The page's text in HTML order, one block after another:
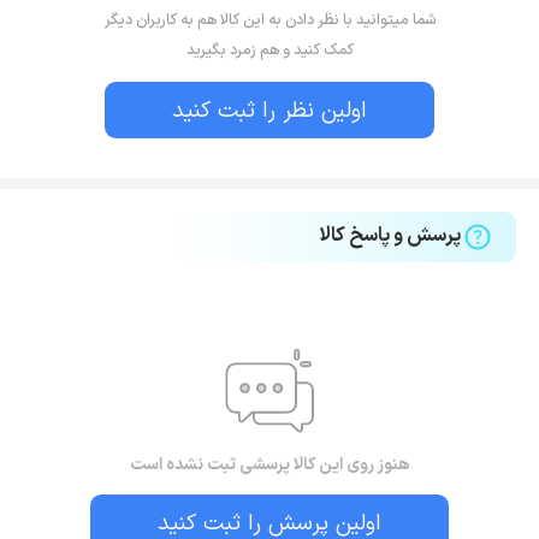
برای تماشای فیلم، بررسی شبکه های اجتماعی و بازی مناسب
است. چهار عدد اسپیکر Dolby Atmos در بالا و پایین این
دهند. در حقیقت می‌ توان اسپیکرهای استفاده شده در
تبلتسامسونگ مدل Galaxy Tab A8 10.5 SM-X205
دوربین این تبلت به آن اشاره می کنیم بی اهمیت بودن
کیفیت دوربین در تبلت ها است. سازندگان تبلت روی موارد
میزان رزولوشن آن ها اهمیت چندانی ندارد.تبلت سامسونگ
شما میتوانید با نظر دادن به این کالا هم به کاربران دیگر
کمک کنید و هم زمرد بگیرید
اولین نظر را ثبت کنید
پرسش و پاسخ کالا
هنوز روی این کالا پرسشی ثبت نشده است
اولین پرسش را ثبت کنید